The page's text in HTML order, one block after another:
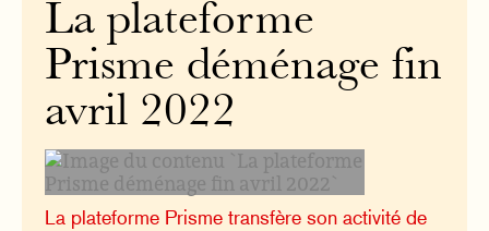
La plateforme
Prisme déménage fin
avril 2022
La plateforme Prisme transfère son activité de